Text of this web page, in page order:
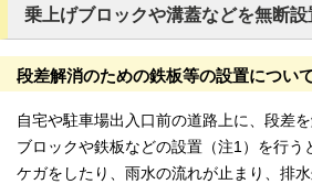
乗上げブロックや溝蓋などを無断
段差解消のための鉄板等の設置につい
自宅や駐車場出入口前の道路上に、段差
ブロックや鉄板などの設置（注1）を行う
ケガをしたり、雨水の流れが止まり、排